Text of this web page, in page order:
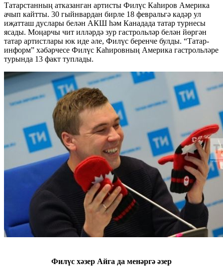
Татарстанның атказанган артисты Филүс Каһиров Америка
ачып кайтты. 30 гыйнвардан бирле 18 февральгә кадәр ул
иҗатташ дуслары белән АКШ һәм Канадада татар турнесы
ясады. Моңарчы чит илләрдә зур гастрольләр белән йөргән
татар артистлары юк иде әле, Филүс беренче булды. “Татар-
информ” хәбәрчесе Филүс Каһировның Америка гастрольләре
турында 13 факт туплады.
Филүс хәзер Айга да менәргә әзер